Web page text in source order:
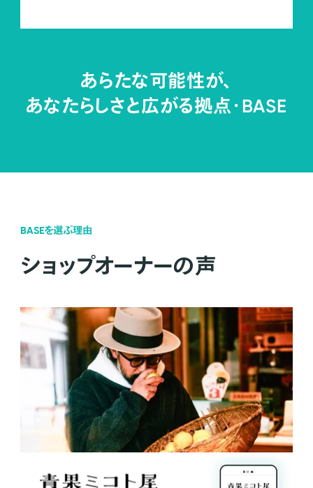
あらたな可能性が、
あなたらしさと広がる拠点・BASE
BASEを選ぶ理由
ショップオーナーの声